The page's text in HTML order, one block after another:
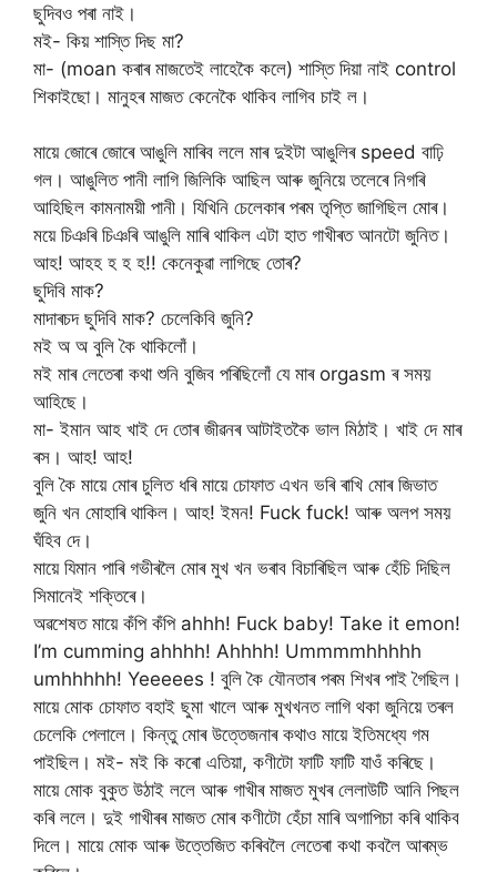
ছুদিবও পৰা নাই।
মই- কিয় শাস্তি দিছ মা?
মা- (moan কৰাৰ মাজতেই লাহেকৈ কলে) শাস্তি দিয়া নাই control
শিকাইছো। মানুহৰ মাজত কেনেকৈ থাকিব লাগিব চাই ল।
মায়ে জোৰে জোৰে আঙুলি মাৰিব ললে মাৰ দুইটা আঙুলিৰ speed বাঢ়ি
গল। আঙুলিত পানী লাগি জিলিকি আছিল আৰু জুনিয়ে তলেৰে নিগৰি
আহিছিল কামনাময়ী পানী। যিখিনি চেলেকাৰ পৰম তৃপ্তি জাগিছিল মোৰ।
ময়ে চিঞৰি চিঞৰি আঙুলি মাৰি থাকিল এটা হাত গাখীৰত আনটো জুনিত।
আহ! আহহ হ হ হ!! কেনেকুৱা লাগিছে তোৰ?
ছুদিবি মাক?
মাদাৰচদ ছুদিবি মাক? চেলেকিবি জুনি?
মই অ অ বুলি কৈ থাকিলোঁ।
মই মাৰ লেতেৰা কথা শুনি বুজিব পৰিছিলোঁ যে মাৰ orgasm ৰ সময়
আহিছে।
মা- ইমান আহ খাই দে তোৰ জীৱনৰ আটাইতকৈ ভাল মিঠাই। খাই দে মাৰ
ৰস। আহ! আহ!
বুলি কৈ মায়ে মোৰ চুলিত ধৰি মায়ে চোফাত এখন ভৰি ৰাখি মোৰ জিভাত
জুনি খন মোহাৰি থাকিল। আহ! ইমন! Fuck fuck! আৰু অলপ সময়
ঘঁহিব দে।
মায়ে যিমান পাৰি গভীৰলৈ মোৰ মুখ খন ভৰাব বিচাৰিছিল আৰু হেঁচি দিছিল
সিমানেই শক্তিৰে।
অৱশেষত মায়ে কঁপি কঁপি ahhh! Fuck baby! Take it emon!
I’m cumming ahhhh! Ahhhh! Ummmmhhhhh
umhhhhh! Yeeeees ! বুলি কৈ যৌনতাৰ পৰম শিখৰ পাই গৈছিল।
মায়ে মোক চোফাত বহাই ছুমা খালে আৰু মুখখনত লাগি থকা জুনিয়ে তৰল
চেলেকি পেলালে। কিন্তু মোৰ উত্তেজনাৰ কথাও মায়ে ইতিমধ্যে গম
পাইছিল। মই- মই কি কৰো এতিয়া, কণীটো ফাটি ফাটি যাওঁ কৰিছে।
মায়ে মোক বুকুত উঠাই ললে আৰু গাখীৰ মাজত মুখৰ লেলাউটি আনি পিছল
কৰি ললে। দুই গাখীৰৰ মাজত মোৰ কণীটো হেঁচা মাৰি অগাপিচা কৰি থাকিব
দিলে। মায়ে মোক আৰু উত্তেজিত কৰিবলৈ লেতেৰা কথা কবলৈ আৰম্ভ